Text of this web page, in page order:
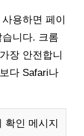
용하면 페이
니다. 크롬
장 안전합니
다 Safari나
확인 메시지